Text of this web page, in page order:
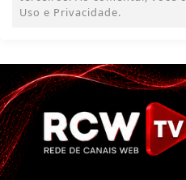
Uso e Privacidade.